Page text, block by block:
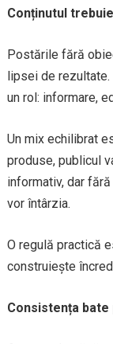
Conținutul
Postările fără
lipsei de
un rol: informare,
Un mix echilibrat
produse, publicul
informativ, dar
vor întârzia.
O regulă practică
construiește
Consistența